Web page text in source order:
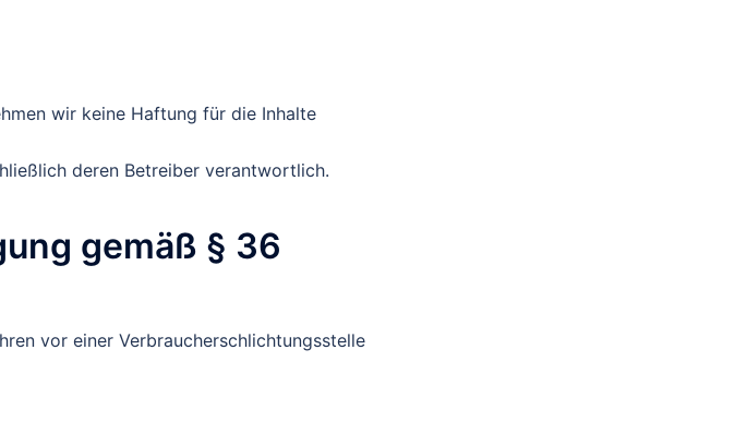
wir keine Haftung für die Inhalte
deren Betreiber verantwortlich.
gemäß § 36
vor einer Verbraucherschlichtungsstelle